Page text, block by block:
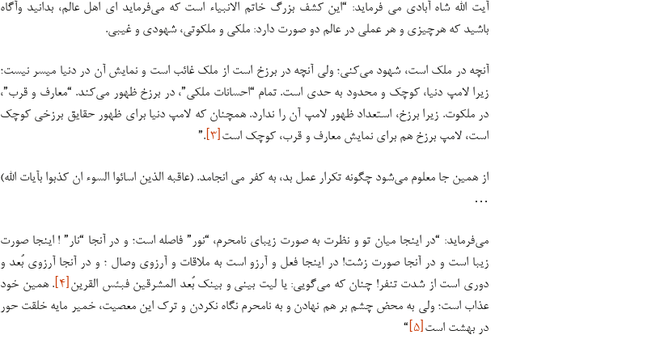
آیت الله شاه آبادی می فرماید: “این کشف بزرگ خاتم الانبیاء است که می‌فرماید ای اهل عالم، بدانید وآگاه
باشید که هرچیزی و هر عملی در عالم دو صورت دارد: ملکی و ملکوتی، شهودی و غیبی.
آنچه در ملک است، شهود می‌کنی؛ ولی آنچه در برزخ است از ملک غائب است و نمایش آن در دنیا میسر نیست؛
زیرا لامپ دنیا، کوچک و محدود به حدی است. تمام “احسانات ملکی”، در برزخ ظهور می‌کند. “معارف و قرب”،
در ملکوت. زیرا برزخ، استعداد ظهور لامپ آن را ندارد. همچنان که لامپ دنیا برای ظهور حقایق برزخی کوچک
است، لامپ برزخ هم برای نمایش معارف و قرب، کوچک است[۳] .”
از همین جا معلوم می‌شود چگونه تکرار عمل بد، به کفر می انجامد. (عاقبه الذین اسائوا السوء ان کذبوا بآیات الله)
…
می‌فرماید: “در اینجا میان تو و نظرت به صورت زیبای نامحرم، “نور” فاصله است؛ و در آنجا “نار” ! اینجا صورت
زیبا است و در آنجا صورت زشت! در اینجا فعل و آرزو است به ملاقات و آرزوی وصال ؛ و در آنجا آرزوی بُعد و
دوری است از شدت تنفر! چنان که می‌گویی: یا لیت بینی و بینک بُعد المشرقین فبئس القرین[۴]
. همین خود
عذاب است؛ ولی به محض چشم بر هم نهادن و به نامحرم نگاه نکردن و ترک این معصیت، خمیر مایه خلقت حور
در بهشت است[۵] “